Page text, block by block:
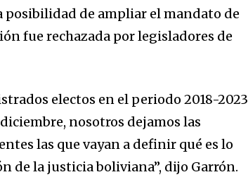
posibilidad de ampliar el mandato de
fue rechazada por legisladores de
electos en el periodo 2018-2023
nosotros dejamos las
las que vayan a definir qué es lo
de la justicia boliviana”, dijo Garrón.